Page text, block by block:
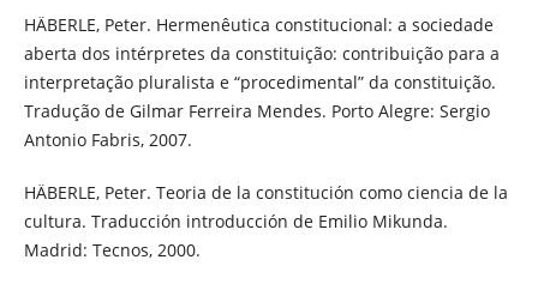
HÄBERLE, Peter. Hermenêutica constitucional: a sociedade
aberta dos intérpretes da constituição: contribuição para a
interpretação pluralista e “procedimental” da constituição.
Tradução de Gilmar Ferreira Mendes. Porto Alegre: Sergio
Antonio Fabris, 2007.
HÄBERLE, Peter. Teoria de la constitución como ciencia de la
cultura. Traducción introducción de Emilio Mikunda.
Madrid: Tecnos, 2000.